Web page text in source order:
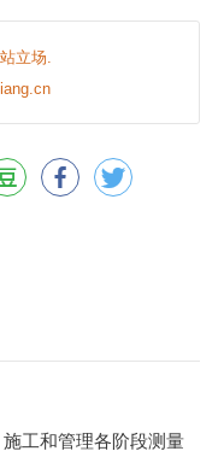
立场.
工和管理各阶段测量